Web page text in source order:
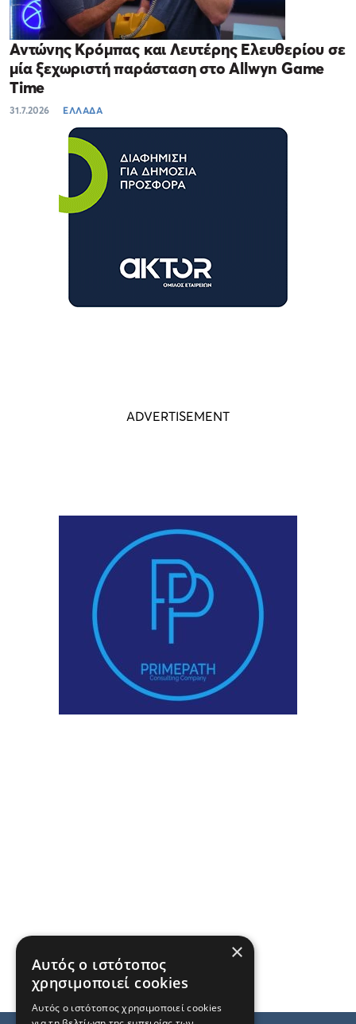
Αντώνης Κρόμπας και Λευτέρης Ελευθερίου σε
μία ξεχωριστή παράσταση στο Allwyn Game
Time
31.7.2026 ΕΛΛΑΔΑ
×
Αυτός ο ιστότοπος
χρησιμοποιεί cookies
Αυτός ο ιστότοπος χρησιμοποιεί cookies